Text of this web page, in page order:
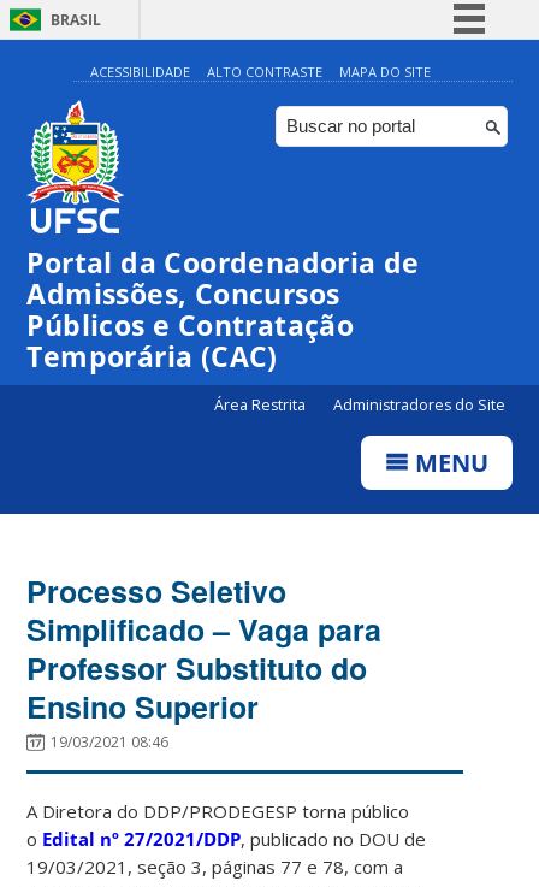
BRASIL
Simplifique!
Comunica BR
Participe
Canais
ACESSIBILIDADE ALTO CONTRASTE MAPA DO SITE
Portal da Coordenadoria de
Admissões, Concursos
Públicos e Contratação
Temporária (CAC)
Área Restrita Administradores do Site
MENU
Processo Seletivo
Simplificado – Vaga para
Professor Substituto do
Ensino Superior
19/03/2021 08:46
A Diretora do DDP/PRODEGESP torna público
o Edital nº 27/2021/DDP, publicado no DOU de
19/03/2021, seção 3, páginas 77 e 78, com a